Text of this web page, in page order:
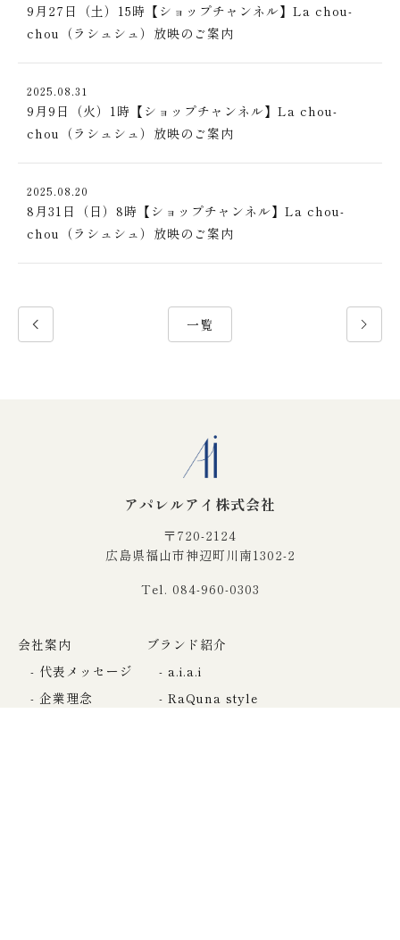
9月27日（土）15時【ショップチャンネル】La chou-
chou（ラシュシュ）放映のご案内
2025.08.31
9月9日（火）1時【ショップチャンネル】La chou-
chou（ラシュシュ）放映のご案内
2025.08.20
8月31日（日）8時【ショップチャンネル】La chou-
chou（ラシュシュ）放映のご案内
一覧
アパレルアイ株式会社
〒720-2124
広島県福山市神辺町川南1302-2
Tel. 084-960-0303
会社案内
代表メッセージ
企業理念
ブランド紹介
a.i.a.i
RaQuna style